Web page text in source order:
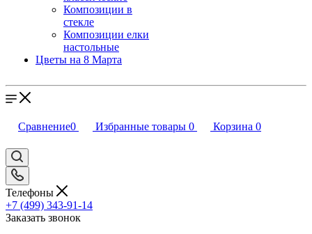
Композиции в
стекле
Композиции елки
настольные
Цветы на 8 Марта
Сравнение0 Избранные товары 0 Корзина 0
Телефоны
+7 (499) 343-91-14
Заказать звонок